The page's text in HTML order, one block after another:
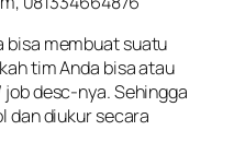
bisa membuat suatu
tim Anda bisa atau
desc-nya. Sehingga
dan diukur secara